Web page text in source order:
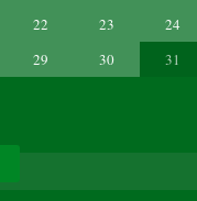
22 23 24
29 30
31